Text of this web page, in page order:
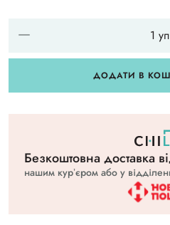
ДОДАТИ В
Безкоштовна доставка
нашим курʼєром або у